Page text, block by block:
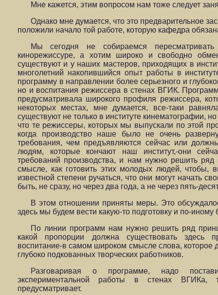
Мне кажется, этим вопросом нам тоже следует
Однако мне думается, что это предварительное
положили начало той работе, которую кафедра
Мы сегодня не собираемся
кинорежиссуре, а хотим широко и свободно
существуют и у наших мастеров, приходящих в
многолетний накопившийся опыт работы в
программу в направлении более серьезного и
но и воспитания режиссера в стенах ВГИК.
предусматривала широкого профиля режиссера,
некоторых местах, мне думается, все-таки
существуют не только в институте кинематографии,
что те режиссеры, которых мы выпускали по этой
когда производство наше было не очень
требования, чем предъявляются сейчас или
людям, которые кончают наш институт,-они
требований производства, и нам нужно решить
смысле, как готовить этих молодых людей, чтобы,
известной степени ручаться, что они могут начать
быть, не сразу, но через два года, а не через пять-
В этом отношении приняты меры. Это
здесь мы будем вести какую-то подготовку и по-иному
По линии программ нам нужно решить ряд
какой пропорции должна существовать здесь
воспитание-в самом широком смысле слова, которое
глубоко подкованных творческих работников.
Разговаривая о программе, надо
экспериментальной работы в стенах
предусматривает.